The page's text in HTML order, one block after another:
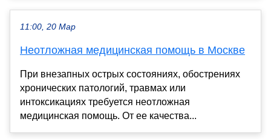
11:00, 20 Мар
Неотложная медицинская помощь в Москве
При внезапных острых состояниях, обострениях
хронических патологий, травмах или
интоксикациях требуется неотложная
медицинская помощь. От ее качества...